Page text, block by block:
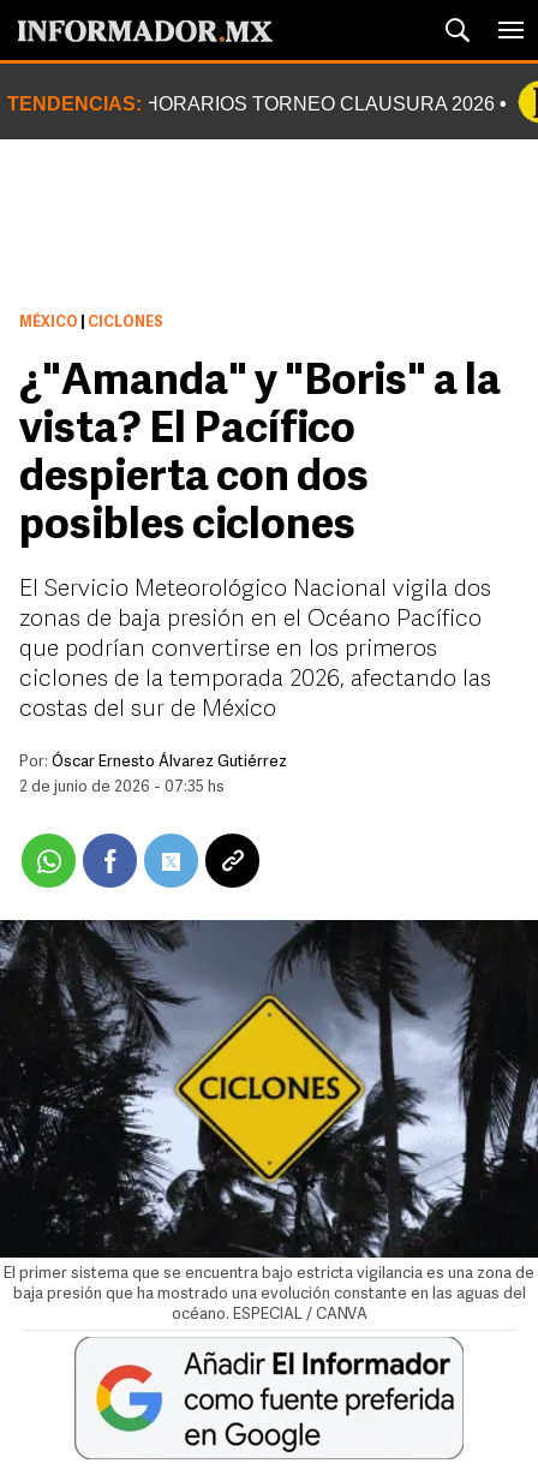
TENDENCIAS: HORARIOS TORNEO CLAUSURA 2026
MÉXICO CICLONES
¿"Amanda" y "Boris" a la
vista? El Pacífico
despierta con dos
posibles ciclones
El Servicio Meteorológico Nacional vigila dos
zonas de baja presión en el Océano Pacífico
que podrían convertirse en los primeros
ciclones de la temporada 2026, afectando las
costas del sur de México
Por: Óscar Ernesto Álvarez Gutiérrez
2 de junio de 2026 - 07:35 hs
El primer sistema que se encuentra bajo estricta vigilancia es una zona de
baja presión que ha mostrado una evolución constante en las aguas del
océano. ESPECIAL / CANVA